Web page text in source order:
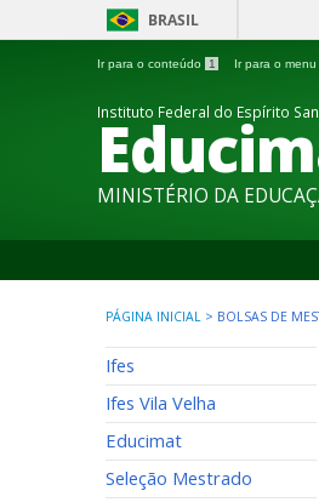
BRASIL
Ir para o conteúdo 1 Ir para o menu
Instituto Federal do Espírito
MINISTÉRIO DA
PÁGINA INICIAL > BOLSAS DE
Ifes
Ifes Vila Velha
Educimat
Seleção Mestrado